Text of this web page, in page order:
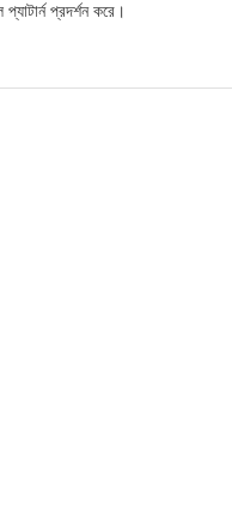
প্রদর্শন করে।